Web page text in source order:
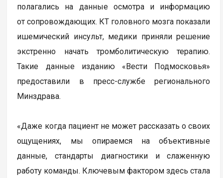
полагались на данные осмотра и информацию
от сопровождающих. КТ головного мозга показали
ишемический инсульт, медики приняли решение
экстренно начать тромболитическую терапию.
Такие данные изданию «Вести Подмосковья»
предоставили в пресс-службе регионального
Минздрава.
«Даже когда пациент не может рассказать о своих
ощущениях, мы опираемся на объективные
данные, стандарты диагностики и слаженную
работу команды. Ключевым фактором здесь стала